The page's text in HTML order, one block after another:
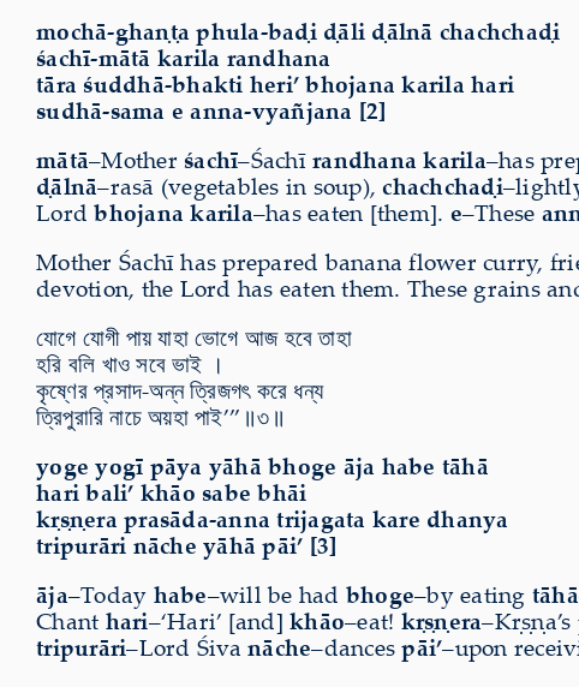
mochā-ghaṇṭa phula-baḍi ḍāli ḍālnā chachchaḍi
śachī-mātā karila randhana
tāra śuddhā-bhakti heri’ bhojana karila hari
sudhā-sama e anna-vyañjana [2]
mātā–Mother śachī–Śachīrandhana karila–has
ḍālnā–rasā (vegetables in soup),chachchaḍi
Lordbhojana karila–has eaten [them]. e–These
Mother Śachī has prepared banana flower curry,
devotion, the Lord has eaten them. These grains
যোগে যোগী পায় যাহা ভোগে আজ হবে তাহা
হরি বলি খাও সবে ভাই ।
কৃষ্ণের প্রসাদ-অন্ন ত্রিজগৎ করে ধন্য
ত্রিপুরারি নাচে অয়হা পাই’”॥৩॥
yoge yogī pāya yāhā bhoge āja habe tāhā
hari bali’ khāo sabe bhāi
kṛṣṇera prasāda-anna trijagata kare dhanya
tripurāri nāche yāhā pāi’ [3]
āja–Today habe–will be had bhoge–by eating tāhā
Chant hari–‘Hari’ [and] khāo–eat! kṛṣṇera–Kṛṣṇa’s
tripurāri–Lord Śiva nāche–dancespāi’–upon